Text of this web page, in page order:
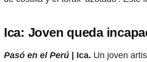
Ica: Joven queda
Pasó en el Perú | Ica. Un joven